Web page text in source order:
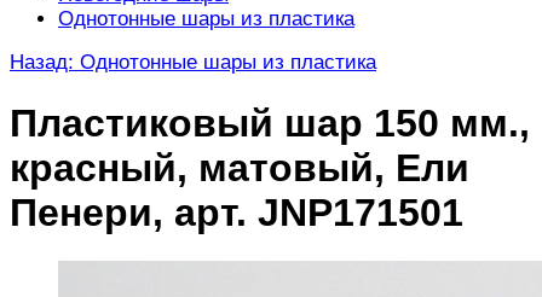
Однотонные шары из пластика
Назад: Однотонные шары из пластика
Пластиковый шар 150 мм.,
красный, матовый, Ели
Пенери, арт. JNP171501